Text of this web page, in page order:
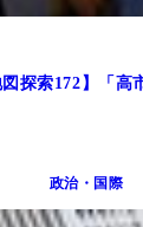
図探索172】「
政治・国際